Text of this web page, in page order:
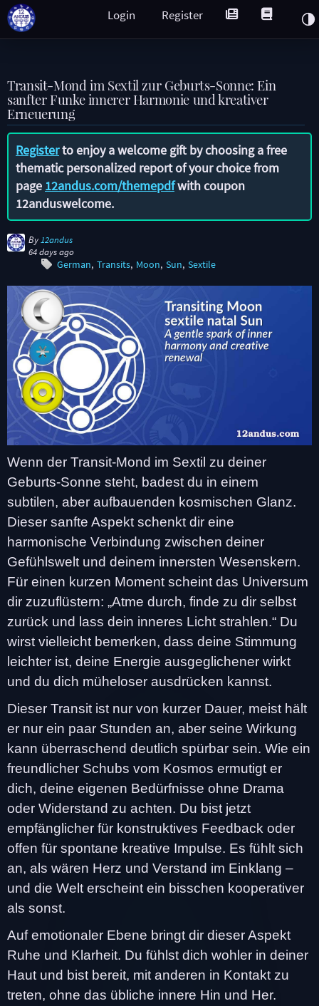
Register
Login
Transit-Mond im Sextil zur Geburts-Sonne: Ein
sanfter Funke innerer Harmonie und kreativer
Erneuerung
Registerto enjoy a welcome gift by choosing a free
thematic personalized report of your choice from
page 12andus.com/themepdfwith coupon
12anduswelcome.
By 12andus
64 days ago
German Transits Moon Sun Sextile
Wenn der Transit-Mond im Sextil zu deiner
Geburts-Sonne steht, badest du in einem
subtilen, aber aufbauenden kosmischen Glanz.
Dieser sanfte Aspekt schenkt dir eine
harmonische Verbindung zwischen deiner
Gefühlswelt und deinem innersten Wesenskern.
Für einen kurzen Moment scheint das Universum
dir zuzuflüstern: „Atme durch, finde zu dir selbst
zurück und lass dein inneres Licht strahlen.“ Du
wirst vielleicht bemerken, dass deine Stimmung
leichter ist, deine Energie ausgeglichener wirkt
und du dich müheloser ausdrücken kannst.
Dieser Transit ist nur von kurzer Dauer, meist hält
er nur ein paar Stunden an, aber seine Wirkung
kann überraschend deutlich spürbar sein. Wie ein
freundlicher Schubs vom Kosmos ermutigt er
dich, deine eigenen Bedürfnisse ohne Drama
oder Widerstand zu achten. Du bist jetzt
empfänglicher für konstruktives Feedback oder
offen für spontane kreative Impulse. Es fühlt sich
an, als wären Herz und Verstand im Einklang –
und die Welt erscheint ein bisschen kooperativer
als sonst.
Auf emotionaler Ebene bringt dir dieser Aspekt
Ruhe und Klarheit. Du fühlst dich wohler in deiner
Haut und bist bereit, mit anderen in Kontakt zu
treten, ohne das übliche innere Hin und Her.